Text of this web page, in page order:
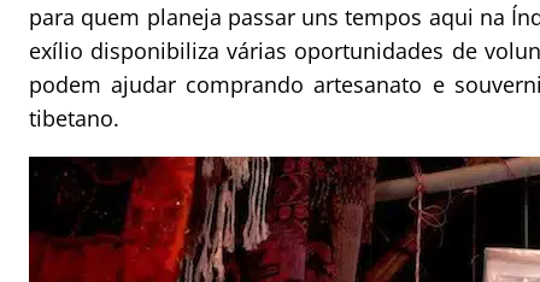
para quem planeja passar uns tempos aqui na
exílio disponibiliza várias oportunidades de
podem ajudar comprando artesanato e
tibetano.